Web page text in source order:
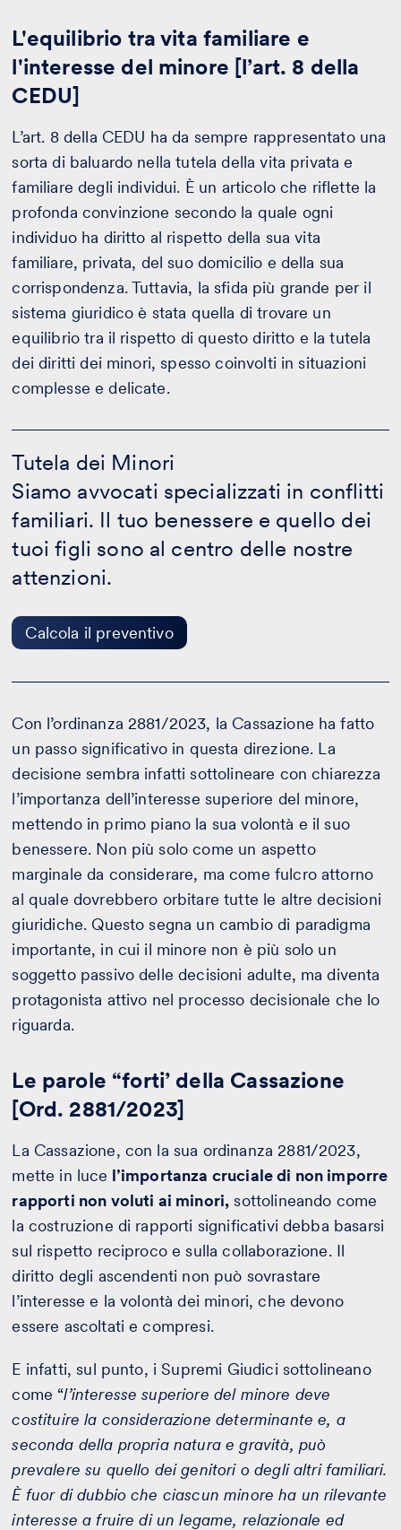
L'equilibrio tra vita familiare e
l'interesse del minore [l’art. 8 della
CEDU]
L’art. 8 della CEDU ha da sempre rappresentato una
sorta di baluardo nella tutela della vita privata e
familiare degli individui. È un articolo che riflette la
profonda convinzione secondo la quale ogni
individuo ha diritto al rispetto della sua vita
familiare, privata, del suo domicilio e della sua
corrispondenza. Tuttavia, la sfida più grande per il
sistema giuridico è stata quella di trovare un
equilibrio tra il rispetto di questo diritto e la tutela
dei diritti dei minori, spesso coinvolti in situazioni
complesse e delicate.
Tutela dei Minori
Siamo avvocati specializzati in conflitti
familiari. Il tuo benessere e quello dei
tuoi figli sono al centro delle nostre
attenzioni.
Calcola il preventivo
dei
Minori
-
il
preventivo
Con l’ordinanza 2881/2023, la Cassazione ha fatto
un passo significativo in questa direzione. La
decisione sembra infatti sottolineare con chiarezza
l’importanza dell’interesse superiore del minore,
mettendo in primo piano la sua volontà e il suo
benessere. Non più solo come un aspetto
marginale da considerare, ma come fulcro attorno
al quale dovrebbero orbitare tutte le altre decisioni
giuridiche. Questo segna un cambio di paradigma
importante, in cui il minore non è più solo un
soggetto passivo delle decisioni adulte, ma diventa
protagonista attivo nel processo decisionale che lo
riguarda.
Le parole “forti’ della Cassazione
[Ord. 2881/2023]
La Cassazione, con la sua ordinanza 2881/2023,
mette in luce l’importanza cruciale di non imporre
rapporti non voluti ai minori, sottolineando come
la costruzione di rapporti significativi debba basarsi
sul rispetto reciproco e sulla collaborazione. Il
diritto degli ascendenti non può sovrastare
l’interesse e la volontà dei minori, che devono
essere ascoltati e compresi.
E infatti, sul punto, i Supremi Giudici sottolineano
come “l’interesse superiore del minore deve
costituire la considerazione determinante e, a
seconda della propria natura e gravità, può
prevalere su quello dei genitori o degli altri familiari.
È fuor di dubbio che ciascun minore ha un rilevante
interesse a fruire di un legame, relazionale ed